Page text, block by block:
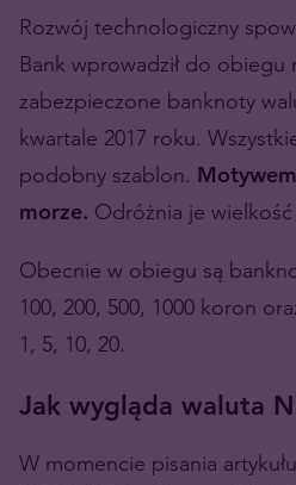
Rozwój technologiczny
Bank wprowadził do obiegu
zabezpieczone banknoty
kwartale 2017 roku.
podobny szablon.
morze. Odróżnia je
Obecnie w obiegu są
100, 200, 500, 1000 koron
1, 5, 10, 20.
Jak wygląda waluta
W momencie pisania